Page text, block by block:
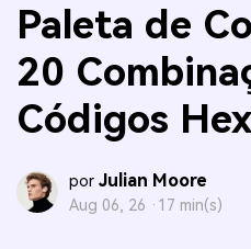
Paleta de
20
Códigos
por Julian Moore
Aug 06, 26 · 17 min(s)